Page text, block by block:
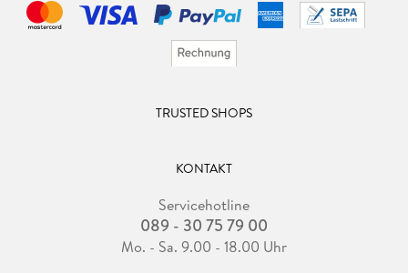
TRUSTED SHOPS
KONTAKT
Servicehotline
089 - 30 75 79 00
Mo. - Sa. 9.00 - 18.00 Uhr